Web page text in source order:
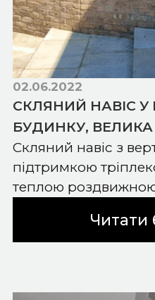
02.06.2022
СКЛЯНИЙ НАВІС
БУДИНКУ, ВЕЛИКА
Скляний навіс з
підтримкою
теплою
Читати